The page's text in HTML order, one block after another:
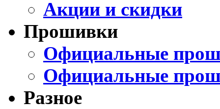
Акции и скидки
Прошивки
Официальные
Официальные
Разное